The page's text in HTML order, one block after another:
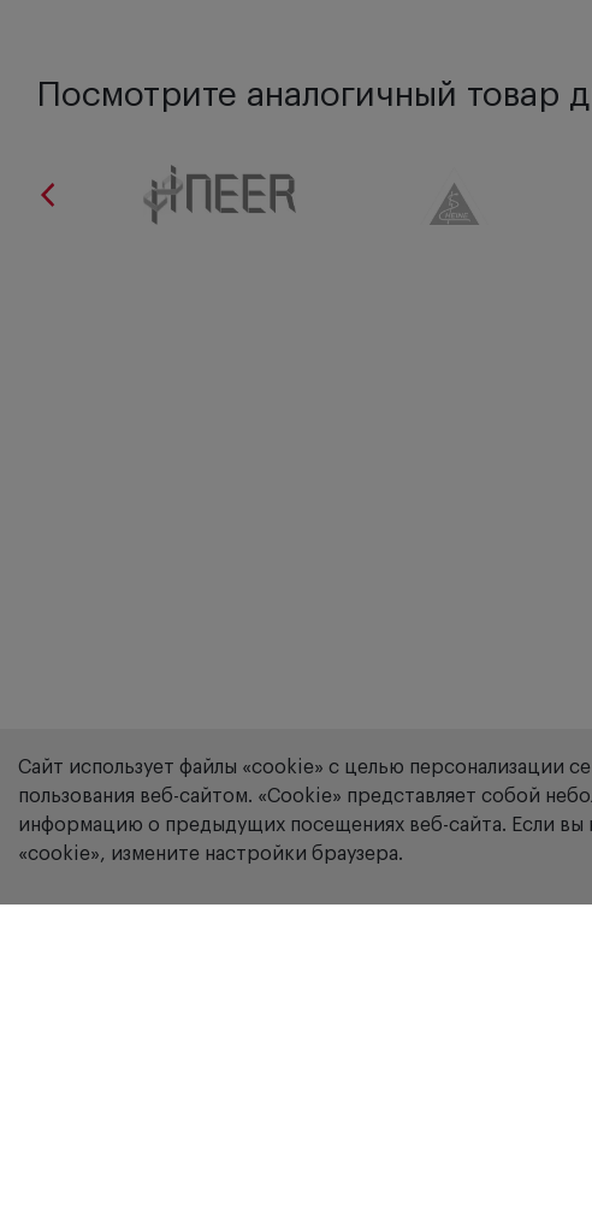
Посмотрите аналогичный товар
Сайт использует файлы «cookie» с целью персонализации
пользования веб-сайтом. «Сookie» представляет собой
информацию о предыдущих посещениях веб-сайта. Если вы
«cookie», измените настройки браузера.